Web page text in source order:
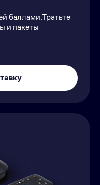
баллами.Тратьте
и пакеты